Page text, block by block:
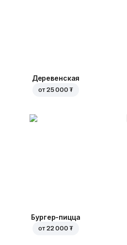
Деревенская
от 25 000 ₮
Бургер-пицца
от 22 000 ₮